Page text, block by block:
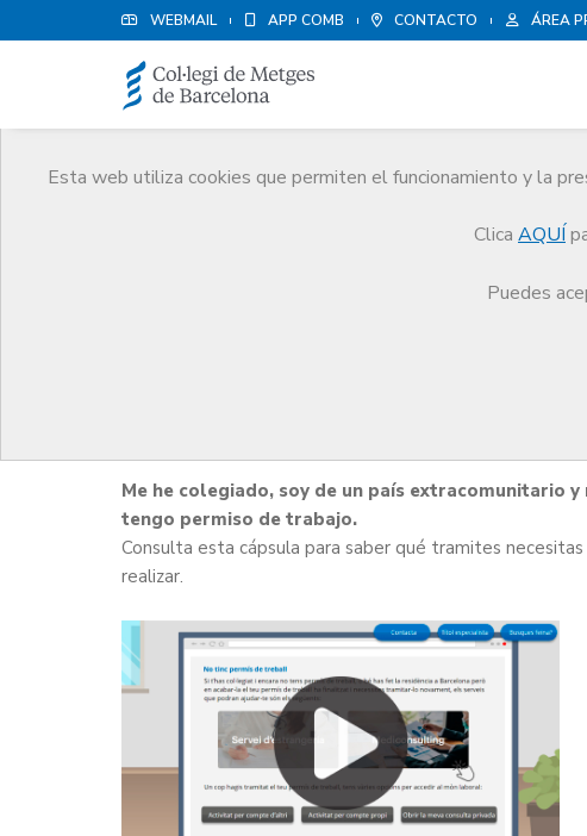
WEBMAIL APP COMB CONTACTO ÁREA
Esta web utiliza cookies que permiten el funcionamiento y la
Clica AQUÍ
Puedes
Orientación
Me he colegiado, soy de un país extracomunitario y
tengo permiso de trabajo.
Consulta esta cápsula para saber qué tramites necesitas
realizar.